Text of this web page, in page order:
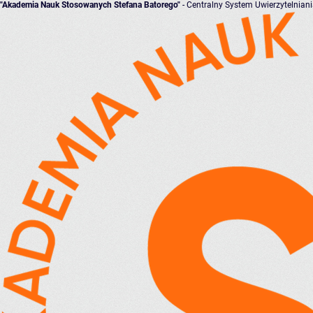
"Akademia Nauk Stosowanych Stefana Batorego" - Centralny System